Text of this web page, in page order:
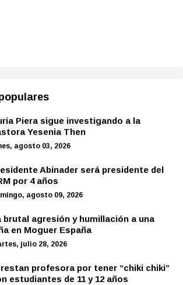
Piera sigue investigando a la
Yesenia Then
agosto 03, 2026
Abinader será presidente del
por 4 años
agosto 09, 2026
brutal agresión y humillación a una
en Moguer España
julio 28, 2026
profesora por tener “chiki chiki”
estudiantes de 11 y 12 años